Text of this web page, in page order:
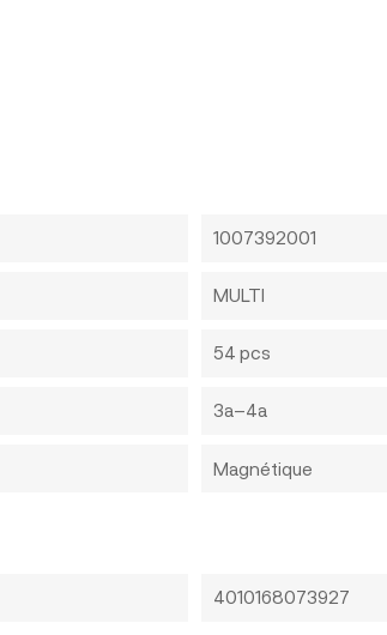
1007392001
MULTI
54 pcs
3a–4a
Magnétique
4010168073927